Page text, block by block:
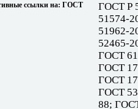
ссылки на: ГОСТ
ГОСТ Р
51574-
51962-
52465-
ГОСТ
ГОСТ
ГОСТ
ГОСТ
88;